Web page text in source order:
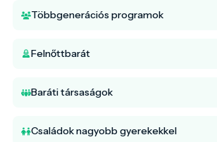
Többgenerációs programok
Felnőttbarát
Baráti társaságok
Családok nagyobb gyerekekkel